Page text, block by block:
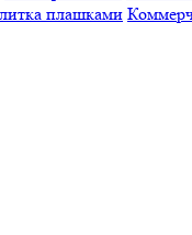
плашками